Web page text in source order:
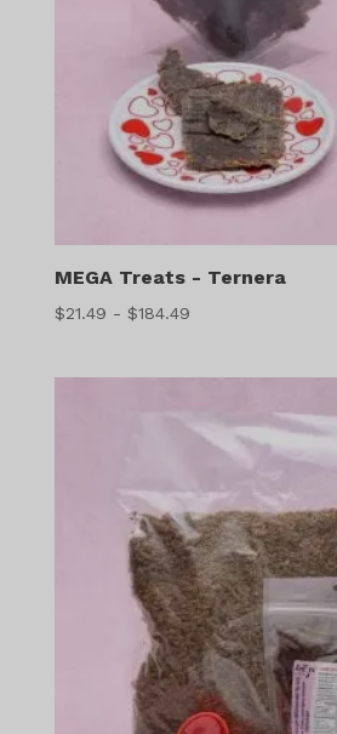
MEGA Treats - Ternera
$21.49 - $184.49Gama
a
$184.49